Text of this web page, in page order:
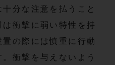
分な注意を払うこと
衝撃に弱い特性を持
の際には慎重に行動
衝撃を与えないよう